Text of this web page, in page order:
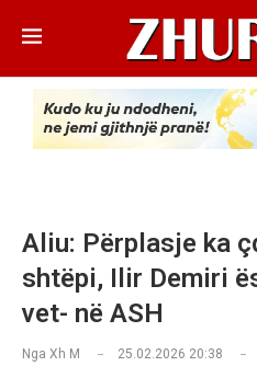
Aliu: Përplasje ka
shtëpi, Ilir Demiri
vet- në ASH
Nga Xh M 25.02.2026 20:38